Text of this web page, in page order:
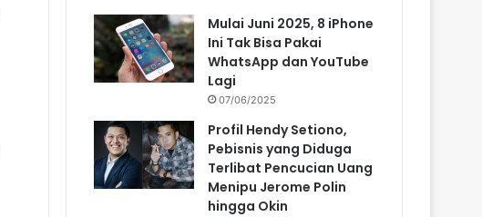
Mulai Juni 2025, 8 iPhone
Ini Tak Bisa Pakai
WhatsApp dan YouTube
Lagi
07/06/2025
Profil Hendy Setiono,
Pebisnis yang Diduga
Terlibat Pencucian Uang
Menipu Jerome Polin
hingga Okin